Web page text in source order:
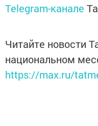
Telegram-канале
Читайте новости
национальном
https://max.ru/